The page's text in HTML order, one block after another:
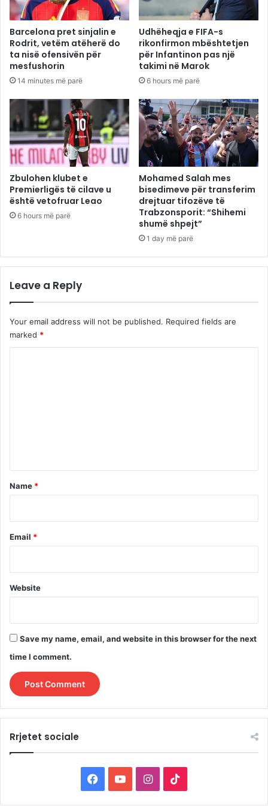
Barcelona pret sinjalin e
Rodrit, vetëm atëherë do
ta nisë ofensivën për
mesfushorin
14 minutes më parë
Udhëheqja e FIFA-s
rikonfirmon mbështetjen
për Infantinon pas një
takimi në Marok
6 hours më parë
Zbulohen klubet e
Premierligës të cilave u
është vetofruar Leao
6 hours më parë
Mohamed Salah mes
bisedimeve për transferim
drejtuar tifozëve të
Trabzonsporit: “Shihemi
shumë shpejt”
1 day më parë
Leave a Reply
Your email address will not be published. Required fields are
marked *
*
Name *
Email *
Website
Save my name, email, and website in this browser for the next
time I comment.
Rrjetet sociale
a
o
I
n
i